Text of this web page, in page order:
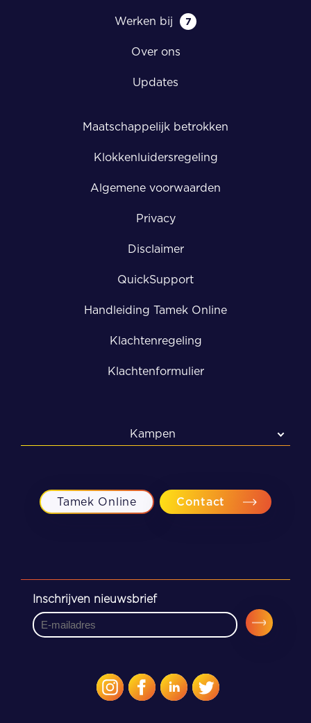
Werken bij 7
Over ons
Updates
Maatschappelijk betrokken
Klokkenluidersregeling
Algemene voorwaarden
Privacy
Disclaimer
QuickSupport
Handleiding Tamek Online
Klachtenregeling
Klachtenformulier
Kampen
Meppel
Tamek Online Contact
Inschrijven nieuwsbrief